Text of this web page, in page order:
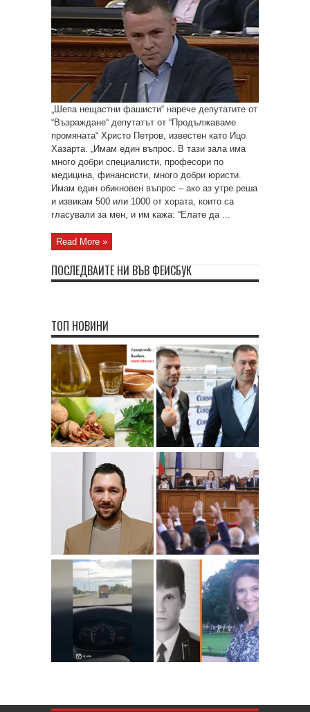
„Шепа нещастни фашисти“ нарече депутатите от
“Възраждане“ депутатът от “Продължаваме
промяната“ Христо Петров, известен като Ицо
Хазарта. „Имам един въпрос. В тази зала има
много добри специалисти, професори по
медицина, финансисти, много добри юристи.
Имам един обикновен въпрос – ако аз утре реша
и извикам 500 или 1000 от хората, които са
гласували за мен, и им кажа: “Елате да ...
Read More »
ПОСЛЕДВАЙТЕ НИ ВЪВ ФЕЙСБУК
ТОП НОВИНИ